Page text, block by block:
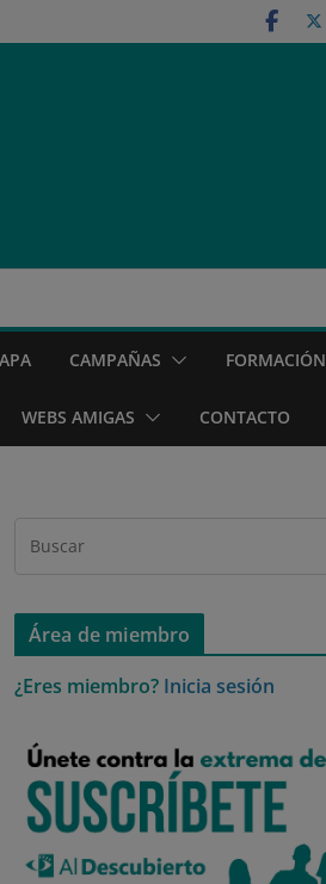
CAMPAÑAS FORMACIÓN
WEBS AMIGAS CONTACTO
Área de miembro
¿Eres miembro? Inicia sesión